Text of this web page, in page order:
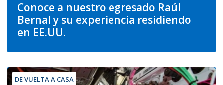
Conoce a nuestro egresado Raúl
Bernal y su experiencia residiendo
en EE.UU.
DE VUELTA A CASA